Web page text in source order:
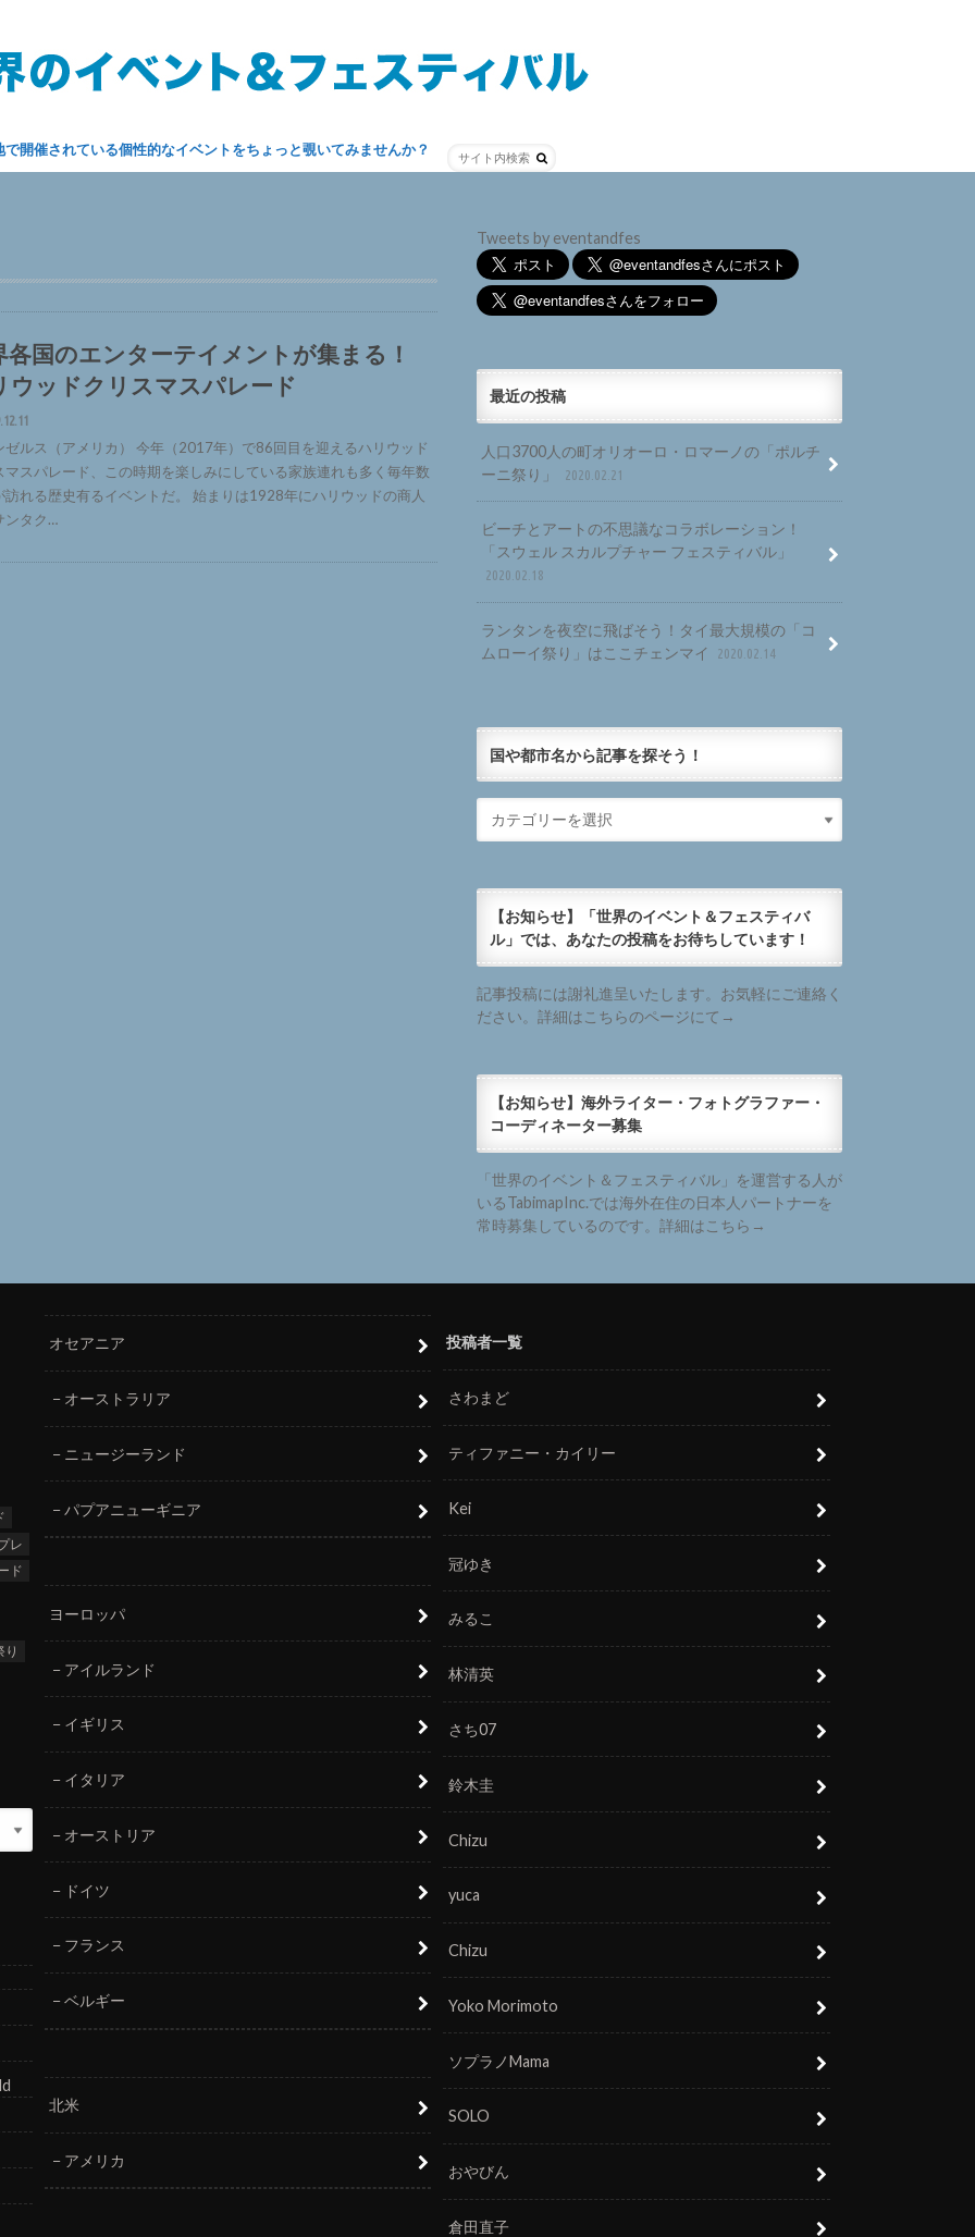
で開催されている個性的なイベントをちょっと覗いてみませんか？
各国のエンターテイメントが集まる！
ウッドクリスマスパレード
ゼルス（アメリカ） 今年（2017年）で86回目を迎えるハリウッド
マスパレード、この時期を楽しみにしている家族連れも多く毎年数
訪れる歴史有るイベントだ。 始まりは1928年にハリウッドの商人
ンタク…
Tweets by eventandfes
最近の投稿
人口3700人の町オリオーロ・ロマーノの「ポルチ
ーニ祭り」
2020.02.21
ビーチとアートの不思議なコラボレーション！
「スウェル スカルプチャー フェスティバル」
2020.02.18
ランタンを夜空に飛ばそう！タイ最大規模の「コ
ムローイ祭り」はここチェンマイ
2020.02.14
国や都市名から記事を探そう！
【お知らせ】「世界のイベント＆フェスティバ
ル」では、あなたの投稿をお待ちしています！
記事投稿には謝礼進呈いたします。お気軽にご連絡く
ださい。詳細はこちらのページにて→
【お知らせ】海外ライター・フォトグラファー・
コーディネーター募集
「世界のイベント＆フェスティバル」を運営する人が
いるTabimapInc.では海外在住の日本人パートナーを
常時募集しているのです。詳細はこちら→
レ
ド
り
オセアニア
オーストラリア
ニュージーランド
パプアニューギニア
ヨーロッパ
アイルランド
イギリス
イタリア
オーストリア
ドイツ
フランス
ベルギー
北米
アメリカ
投稿者一覧
さわまど
ティファニー・カイリー
Kei
冠ゆき
みるこ
林清英
さち07
鈴木圭
Chizu
yuca
Chizu
Yoko Morimoto
ソプラノMama
SOLO
おやびん
倉田直子